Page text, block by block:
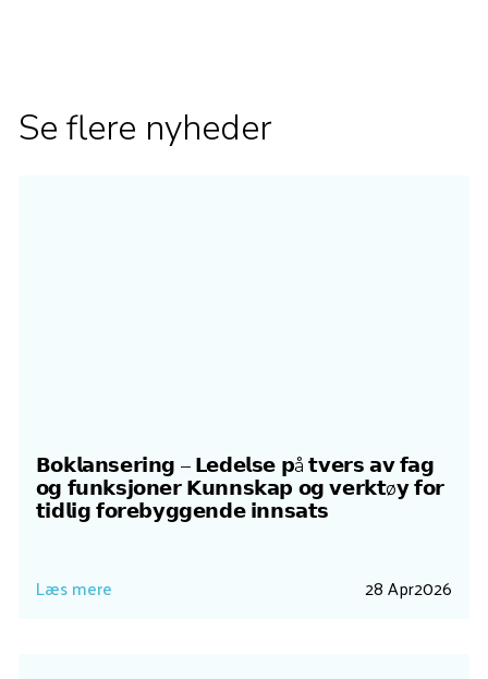
Se flere nyheder
𝗕𝗼𝗸𝗹𝗮𝗻𝘀𝗲𝗿𝗶𝗻𝗴 – 𝗟𝗲𝗱𝗲𝗹𝘀𝗲 𝗽å 𝘁𝘃𝗲𝗿𝘀 𝗮𝘃 𝗳𝗮𝗴
𝗼𝗴 𝗳𝘂𝗻𝗸𝘀𝗷𝗼𝗻𝗲𝗿 𝗞𝘂𝗻𝗻𝘀𝗸𝗮𝗽 𝗼𝗴 𝘃𝗲𝗿𝗸𝘁ø𝘆 𝗳𝗼𝗿
𝘁𝗶𝗱𝗹𝗶𝗴 𝗳𝗼𝗿𝗲𝗯𝘆𝗴𝗴𝗲𝗻𝗱𝗲 𝗶𝗻𝗻𝘀𝗮𝘁𝘀
Læs mere 28 Apr2026